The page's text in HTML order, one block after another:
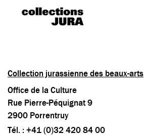
Collection jurassienne des beaux-arts
Office de la Culture
Rue Pierre-Péquignat 9
2900 Porrentruy
Tél. : +41 (0)32 420 84 00